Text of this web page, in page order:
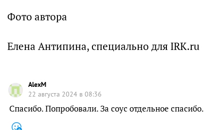
Фото автора
Елена Антипина, специально для IRK.ru
AlexM
22 августа 2024 в 08:36
Спасибо. Попробовали. За соус отдельное спасибо.